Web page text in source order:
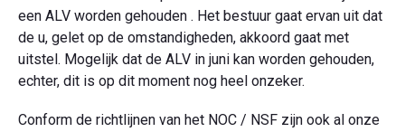
een ALV worden gehouden . Het bestuur gaat ervan uit dat
de u, gelet op de omstandigheden, akkoord gaat met
uitstel. Mogelijk dat de ALV in juni kan worden gehouden,
echter, dit is op dit moment nog heel onzeker.
Conform de richtlijnen van het NOC / NSF zijn ook al onze